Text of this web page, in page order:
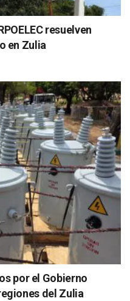
resuelven
en Zulia
por el Gobierno
del Zulia